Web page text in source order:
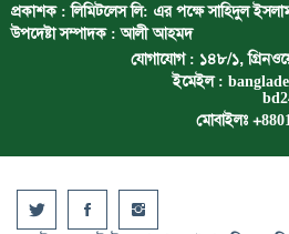
প্রকাশক : লিমিটলেস লি: এর পক্ষে সাহিদুল
উপদেষ্টা সম্পাদক : আলী আহমদ
যোগাযোগ : ১৪৮/১,
ইমেইল :
মোবাইলঃ